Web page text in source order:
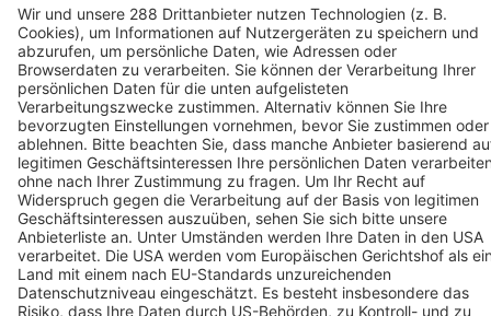
Verkaufsstellen vor